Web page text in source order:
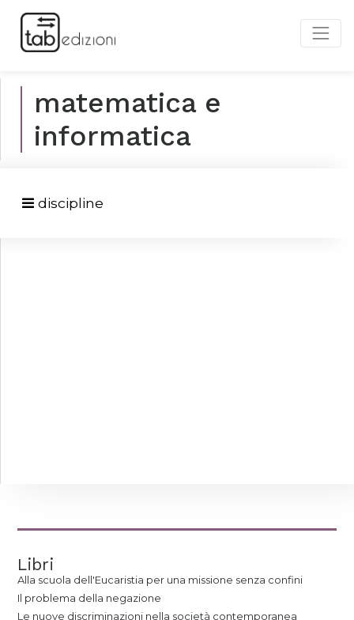
matematica e
informatica
discipline
Libri
Alla scuola dell'Eucaristia per una missione senza confini
Il problema della negazione
Le nuove discriminazioni nella società contemporanea